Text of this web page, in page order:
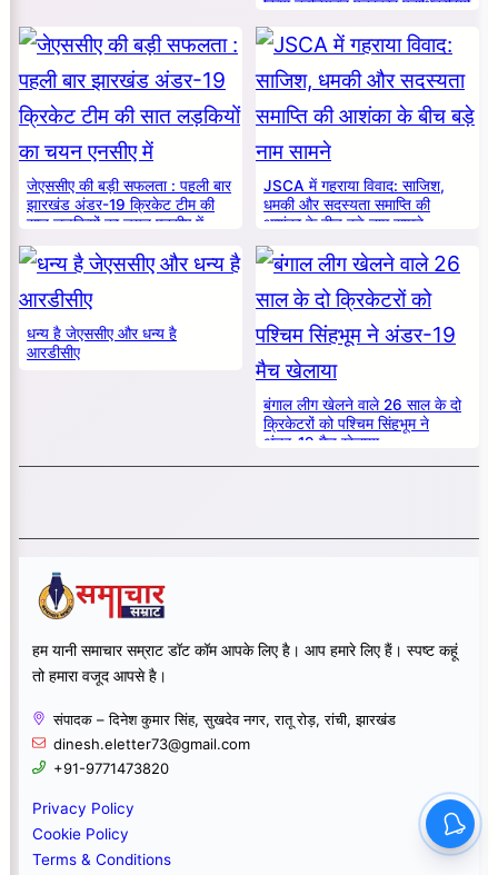
किया नवनियुक्त पत्रकार पदाधिकारियों
का सम्मान
जेएससीए की बड़ी सफलता : पहली बार
झारखंड अंडर-19 क्रिकेट टीम की
सात लड़कियों का चयन एनसीए में
JSCA में गहराया विवाद: साजिश,
धमकी और सदस्यता समाप्ति की
आशंका के बीच बड़े नाम सामने
धन्य है जेएससीए और धन्य है
आरडीसीए
बंगाल लीग खेलने वाले 26 साल के दो
क्रिकेटरों को पश्चिम सिंहभूम ने
अंडर-19 मैच खेलाया
हम यानी समाचार सम्राट डॉट कॉम आपके लिए है। आप हमारे लिए हैं। स्पष्ट कहूं
तो हमारा वजूद आपसे है।
संपादक – दिनेश कुमार सिंह, सुखदेव नगर, रातू रोड़, रांची, झारखंड
dinesh.eletter73@gmail.com
+91-9771473820
Privacy Policy
Cookie Policy
Terms & Conditions